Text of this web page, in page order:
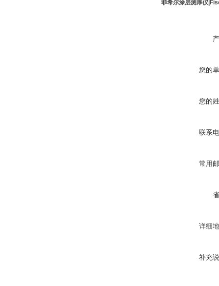
菲希尔涂层测厚仪
您的
您的
联系
常用
详细
补充